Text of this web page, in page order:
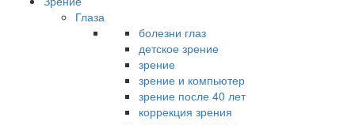
Глаза
болезни глаз
детское зрение
зрение
зрение и компьютер
зрение после 40 лет
коррекция зрения